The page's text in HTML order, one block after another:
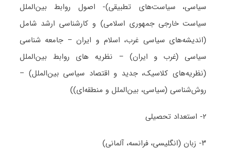
سیاسی، سیاست‌های تطبیقی)- اصول روابط بین‌الملل
سیاست خارجی جمهوری اسلامی) و کارشناسی ارشد شامل
(اندیشه‌های سیاسی غرب، اسلام و ایران – جامعه شناسی
سیاسی (غرب و ایران) – نظریه های روابط بین‌الملل
(نظریه‌های کلاسیک، جدید و اقتصاد سیاسی بین‌الملل) –
روش‌شناسی (سیاسی، بین‌الملل و منطقه‌ای))
۲- استعداد تحصیلی
۳- زبان (انگلیسی، فرانسه، آلمانی)